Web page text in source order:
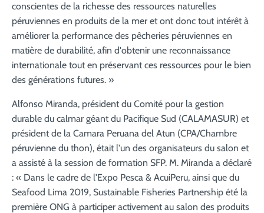
conscientes de la richesse des ressources naturelles
péruviennes en produits de la mer et ont donc tout intérêt à
améliorer la performance des pêcheries péruviennes en
matière de durabilité, afin d'obtenir une reconnaissance
internationale tout en préservant ces ressources pour le bien
des générations futures. »
Alfonso Miranda, président du Comité pour la gestion
durable du calmar géant du Pacifique Sud (CALAMASUR) et
président de la Camara Peruana del Atun (CPA/Chambre
péruvienne du thon), était l'un des organisateurs du salon et
a assisté à la session de formation SFP. M. Miranda a déclaré
: « Dans le cadre de l'Expo Pesca & AcuiPeru, ainsi que du
Seafood Lima 2019, Sustainable Fisheries Partnership été la
première ONG à participer activement au salon des produits